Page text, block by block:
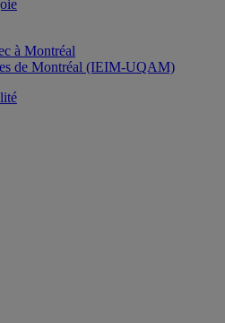
à Montréal
de Montréal (IEIM-UQAM)